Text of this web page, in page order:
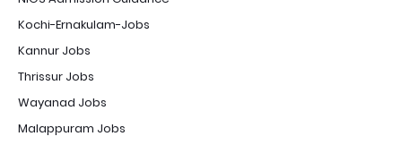
Kochi-Ernakulam-Jobs
Kannur Jobs
Thrissur Jobs
Wayanad Jobs
Malappuram Jobs